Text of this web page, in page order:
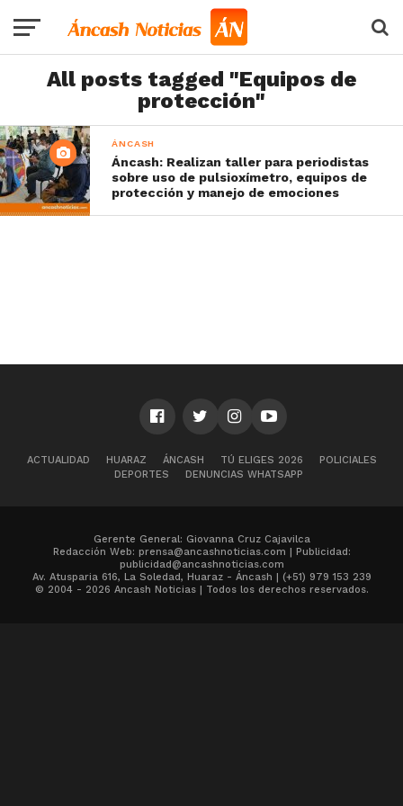
All posts tagged "Equipos de
protección"
ÁNCASH
Áncash: Realizan taller para periodistas
sobre uso de pulsioxímetro, equipos de
protección y manejo de emociones
ACTUALIDAD HUARAZ ÁNCASH TÚ ELIGES 2026
POLICIALES
DEPORTES
DENUNCIAS WHATSAPP
Gerente General: Giovanna Cruz Cajavilca
Redacción Web: prensa@ancashnoticias.com | Publicidad:
publicidad@ancashnoticias.com
Av. Atusparia 616, La Soledad, Huaraz - Áncash | (+51) 979 153 239
© 2004 - 2026 Ancash Noticias | Todos los derechos reservados.